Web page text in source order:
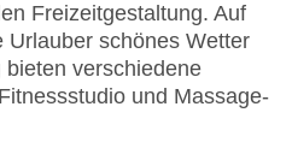
Freizeitgestaltung. Auf
Urlauber schönes Wetter
verschiedene
und Massage-